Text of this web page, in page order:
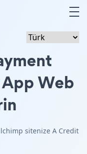
App Web
sitenize A Credit